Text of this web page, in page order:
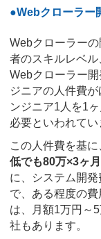
●Webクローラー
Webクローラー
者のスキルレベル
Webクローラー
ジニアの人件費
ンジニア1人を1
必要といわれてい
この人件費を基
低でも80万×3ヶ
に、システム開
で、ある程度の
は、月額1万円～
社もあります。